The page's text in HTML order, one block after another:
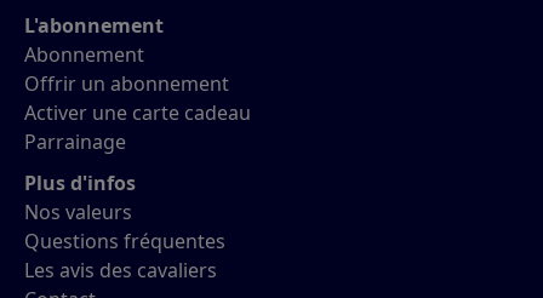
L'abonnement
Abonnement
Offrir un abonnement
Activer une carte cadeau
Parrainage
Plus d'infos
Nos valeurs
Questions fréquentes
Les avis des cavaliers